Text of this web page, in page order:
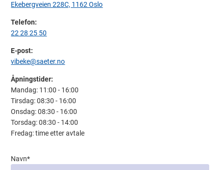
Ekebergveien 228C, 1162 Oslo
Telefon:
22 28 25 50
E-post:
vibeke@saeter.no
Åpningstider:
Mandag: 11:00 - 16:00
Tirsdag: 08:30 - 16:00
Onsdag: 08:30 - 16:00
Torsdag: 08:30 - 14:00
Fredag: time etter avtale
Navn*